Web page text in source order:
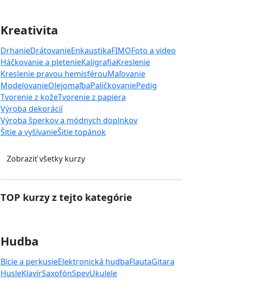
Kreativita
DrhanieDrátovanieEnkaustikaFIMOFoto a video
Háčkovanie a pletenieKaligrafiaKreslenie
Kreslenie pravou hemisférouMaľovanie
ModelovanieOlejomaľbaPaličkovaniePedig
Tvorenie z kožeTvorenie z papiera
Výroba dekorácií
Výroba šperkov a módnych doplnkov
Šitie a vyšívanieŠitie topánok
Zobraziť všetky kurzy
TOP kurzy z tejto kategórie
Hudba
Bicie a perkusieElektronická hudbaFlautaGitara
HusleKlavírSaxofónSpevUkulele